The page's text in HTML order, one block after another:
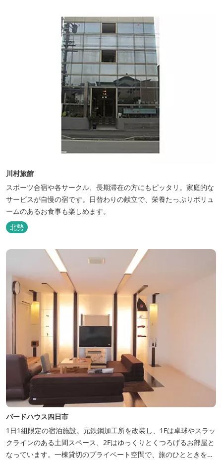
川村旅館
スポーツ合宿や各サークル、長期滞在の方にもピッタリ。家庭的な
サービスが自慢の宿です。日替わりの献立で、栄養たっぷりボリュ
ームのあるお食事も楽しめます。
北勢
バードハウス四日市
1日1組限定の宿泊施設。元鉄鋼加工所を改装し、1Fは卓球やスラッ
クラインのある土間スペース、2Fはゆっくりとくつろげるお部屋と
なっています。一棟貸切のプライベート空間で、旅のひとときを過